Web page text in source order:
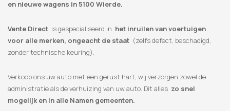
en nieuwe wagens in 5100 Wierde.
Vente Direct is gespecialiseerd in het inruilen van voertuigen
voor alle merken, ongeacht de staat (zelfs defect, beschadigd,
zonder technische keuring).
Verkoop ons uw auto met een gerust hart, wij verzorgen zowel de
administratie als de verhuizing van uw auto. Dit alles zo snel
mogelijk en in alle Namen gemeenten.